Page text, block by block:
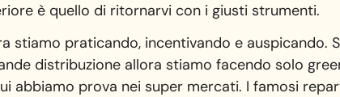
è quello di ritornarvi con i giusti strumenti.
stiamo praticando, incentivando e auspicando.
distribuzione allora stiamo facendo solo
abbiamo prova nei super mercati. I famosi